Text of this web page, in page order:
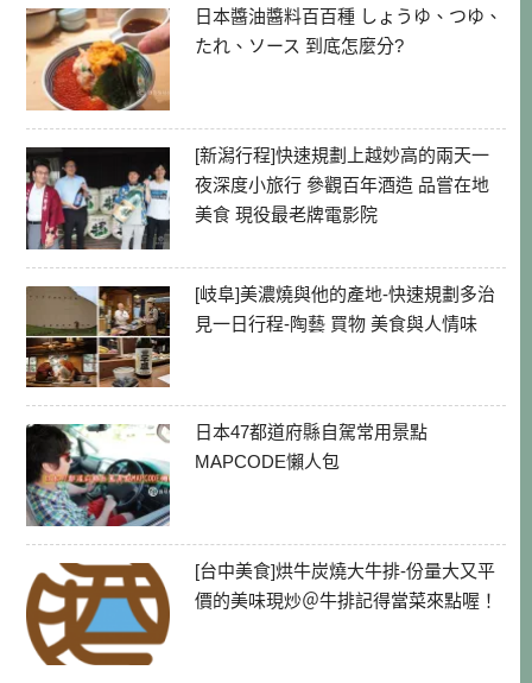
日本醬油醬料百百種 しょうゆ、つゆ、
たれ、ソース 到底怎麼分?
[新潟行程]快速規劃上越妙高的兩天一
夜深度小旅行 參觀百年酒造 品嘗在地
美食 現役最老牌電影院
[岐阜]美濃燒與他的產地-快速規劃多治
見一日行程-陶藝 買物 美食與人情味
日本47都道府縣自駕常用景點
MAPCODE懶人包
[台中美食]烘牛炭燒大牛排-份量大又平
價的美味現炒＠牛排記得當菜來點喔！